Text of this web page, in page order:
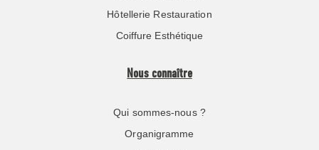
Hôtellerie Restauration
Coiffure Esthétique
Nous connaître
Qui sommes-nous ?
Organigramme